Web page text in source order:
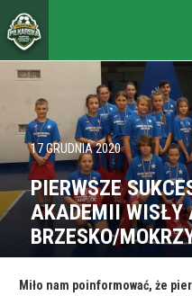
17 GRUDNIA 2020
PIERWSZE
AKADEMII WISŁY
BRZESKO/
Miło nam poinformować, że